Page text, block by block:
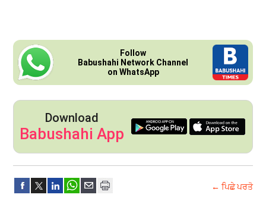
Follow
Babushahi Network Channel
on WhatsApp
Download
Babushahi App
← ਪਿਛੇ ਪਰਤੋ